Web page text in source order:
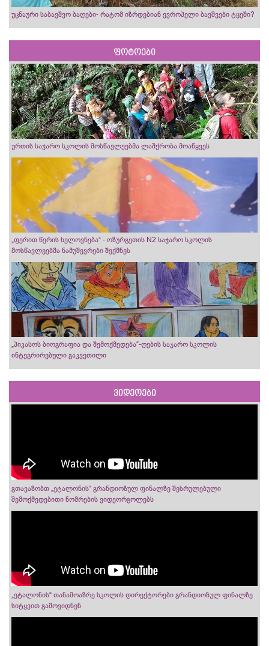
უცნაური საბავშვო ბაღები- რატომ იზრდებიან ევროპელი ბავშვები ტყეში?
ფოტოები
ურთის საჯარო სკოლის მოსწავლეებმა ლაშქრობა მოაწყვეს
„ფერით წერის ხელოვნება“ - ოზურგეთის N2 საჯარო სკოლის
მოსწავლეებმა ნამუშევრები შექმნეს
„პიკასოს ბიოგრაფია და შემოქმედება“-ღების საჯარო სკოლის
ინტეგრირებული გაკვეთილი
ვიდეოები
გთავაზობთ „ეტალონის“ გრანდიოზულ ფინალზე შესრულებული
შემოქმედებითი ნომრების ვიდეორგოლებს
„ეტალონის“ თანამოაზრე სკოლის დირექტორები გრანდიოზულ ფინალზე
სიტყვით გამოვიდნენ